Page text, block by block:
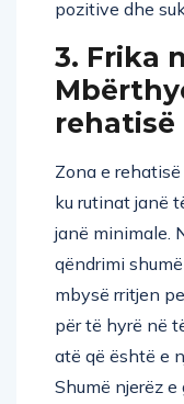
pozitive dhe
3. Frika
rehatisë
Zona e
ku rutinat janë
janë minimale.
qëndrimi
mbysë rritjen
për të hyrë në
atë që është e
Shumë njerëz